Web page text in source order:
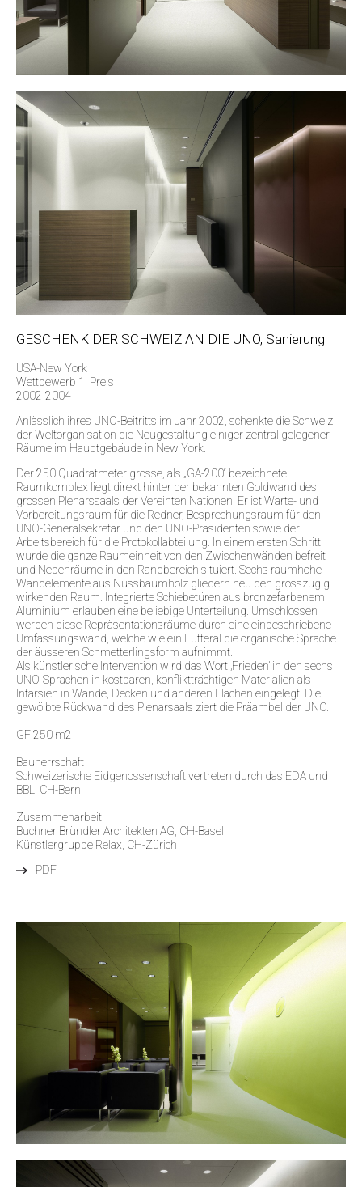
GESCHENK DER SCHWEIZ AN DIE UNO, Sanierung
USA-New York
Wettbewerb 1. Preis
2002-2004
Anlässlich ihres UNO-Beitritts im Jahr 2002, schenkte die Schweiz
der Weltorganisation die Neugestaltung einiger zentral gelegener
Räume im Hauptgebäude in New York.
Der 250 Quadratmeter grosse, als „GA-200“ bezeichnete
Raumkomplex liegt direkt hinter der bekannten Goldwand des
grossen Plenarssaals der Vereinten Nationen. Er ist Warte- und
Vorbereitungsraum für die Redner, Besprechungsraum für den
UNO-Generalsekretär und den UNO-Präsidenten sowie der
Arbeitsbereich für die Protokollabteilung. In einem ersten Schritt
wurde die ganze Raumeinheit von den Zwischenwänden befreit
und Nebenräume in den Randbereich situiert. Sechs raumhohe
Wandelemente aus Nussbaumholz gliedern neu den grosszügig
wirkenden Raum. Integrierte Schiebetüren aus bronzefarbenem
Aluminium erlauben eine beliebige Unterteilung. Umschlossen
werden diese Repräsentationsräume durch eine einbeschriebene
Umfassungswand, welche wie ein Futteral die organische Sprache
der äusseren Schmetterlingsform aufnimmt.
Als künstlerische Intervention wird das Wort ‚Frieden’ in den sechs
UNO-Sprachen in kostbaren, konfliktträchtigen Materialien als
Intarsien in Wände, Decken und anderen Flächen eingelegt. Die
gewölbte Rückwand des Plenarsaals ziert die Präambel der UNO.
GF 250 m2
Bauherrschaft
Schweizerische Eidgenossenschaft vertreten durch das EDA und
BBL, CH-Bern
Zusammenarbeit
Buchner Bründler Architekten AG, CH-Basel
Künstlergruppe Relax, CH-Zürich
PDF